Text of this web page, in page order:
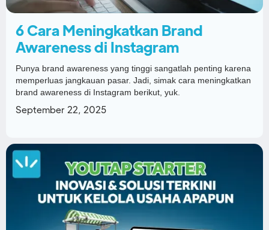
6 Cara Meningkatkan Brand
Awareness di Instagram
Punya brand awareness yang tinggi sangatlah penting karena
memperluas jangkauan pasar. Jadi, simak cara meningkatkan
brand awareness di Instagram berikut, yuk.
September 22, 2025